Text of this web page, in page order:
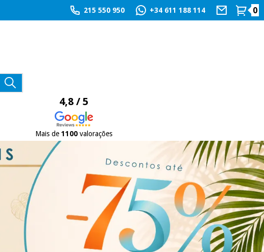
215 550 950 +34 611 188 114 0
4,8 / 5
Mais de 1100valorações